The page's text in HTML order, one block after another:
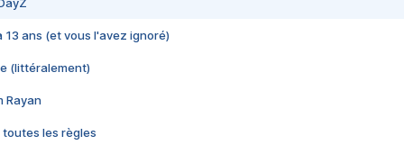
13 ans (et vous l'avez ignoré)
(littéralement)
Rayan
toutes les règles